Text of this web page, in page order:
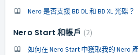
Nero 是否支援 BD DL 和 BD XL 光碟？
Nero Start 和帳戶 2
如何在 Nero Start 中獲取我的 Nero